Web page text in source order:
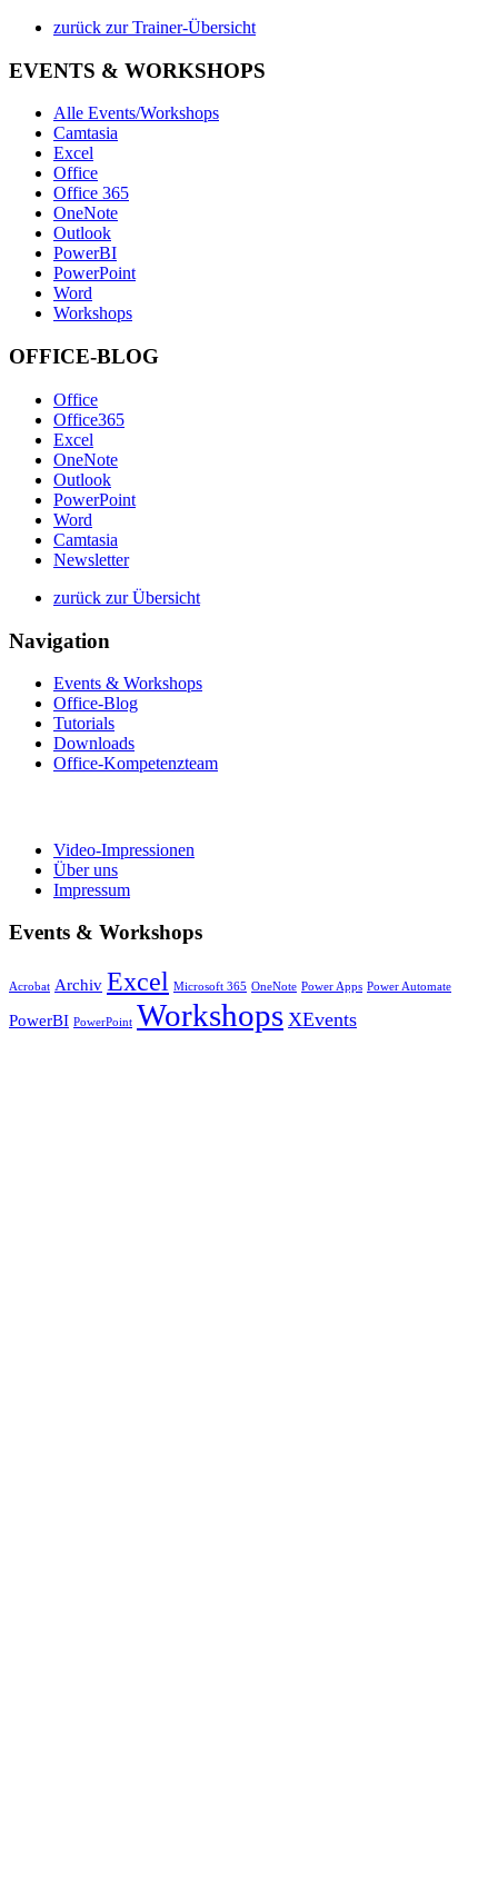
zurück zur Trainer-Übersicht
EVENTS & WORKSHOPS
Alle Events/Workshops
Camtasia
Excel
Office
Office 365
OneNote
Outlook
PowerBI
PowerPoint
Word
Workshops
OFFICE-BLOG
Office
Office365
Excel
OneNote
Outlook
PowerPoint
Word
Camtasia
Newsletter
zurück zur Übersicht
Navigation
Events & Workshops
Office-Blog
Tutorials
Downloads
Office-Kompetenzteam
Video-Impressionen
Über uns
Impressum
Events & Workshops
Acrobat Archiv Excel Microsoft 365 OneNote Power Apps Power Automate
PowerBI PowerPoint Workshops XEvents